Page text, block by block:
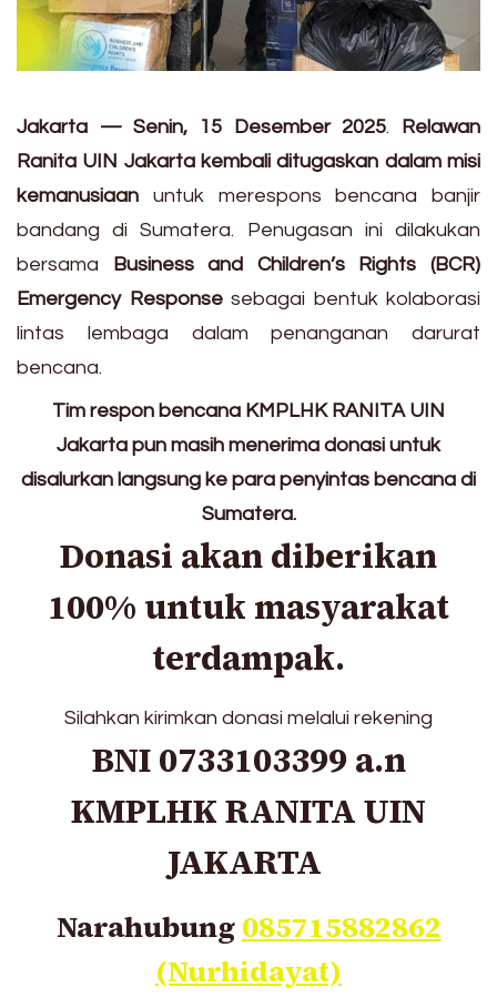
Jakarta — Senin, 15 Desember 2025.
Relawan
Ranita UIN Jakarta kembali ditugaskan dalam misi
kemanusiaan untuk merespons bencana banjir
bandang di Sumatera. Penugasan ini dilakukan
bersama
Business and Children’s Rights (BCR)
Emergency Responsesebagai bentuk kolaborasi
lintas lembaga dalam penanganan darurat
bencana.
Tim respon bencana KMPLHK RANITA UIN
Jakarta pun masih menerima donasi untuk
disalurkan langsung ke para penyintas bencana di
Sumatera.
Donasi akan diberikan
100% untuk masyarakat
terdampak.
Silahkan kirimkan donasi melalui rekening
BNI 0733103399 a.n
KMPLHK RANITA UIN
JAKARTA
Narahubung 085715882862
(Nurhidayat)